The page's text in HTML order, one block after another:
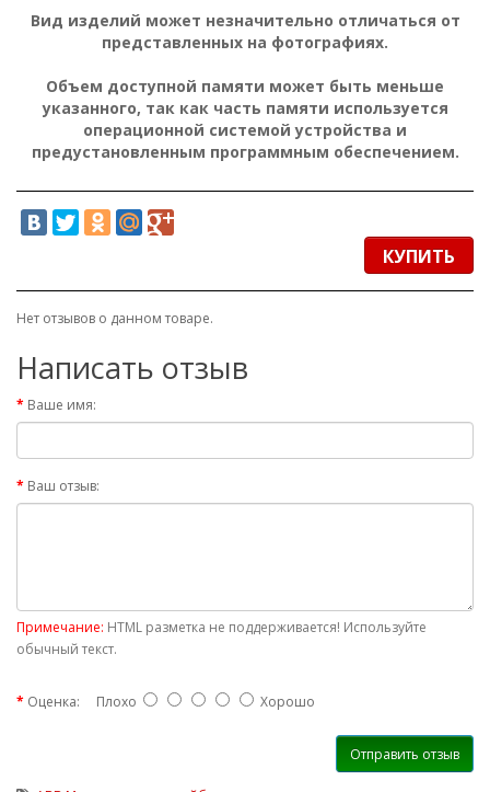
Вид изделий может незначительно отличаться от
представленных на фотографиях.
Объем доступной памяти может быть меньше
указанного, так как часть памяти используется
операционной системой устройства и
предустановленным программным обеспечением.
КУПИТЬ
Нет отзывов о данном товаре.
Написать отзыв
Ваше имя:
Ваш отзыв:
Примечание: HTML разметка не поддерживается! Используйте
обычный текст.
Оценка: Плохо Хорошо
Отправить отзыв